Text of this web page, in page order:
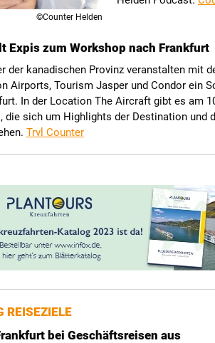
©Counter Helden
Expis zum Workshop nach Frankfurt
der kanadischen Provinz veranstalten mit
Airports, Tourism Jasper und Condor ein
In der Location The Aircraft gibt es am
die sich um Highlights der Destination und
Trvl Counter
REISEZIELE
bei Geschäftsreisen aus